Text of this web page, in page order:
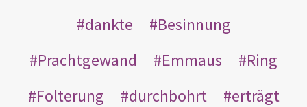
dankte
Besinnung
Prachtgewand
Emmaus
Ring
Folterung
durchbohrt
erträgt